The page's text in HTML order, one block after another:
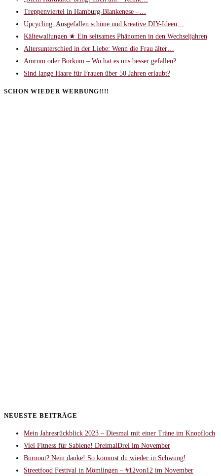
Treppenviertel in Hamburg-Blankenese –…
Upcycling: Ausgefallen schöne und kreative DIY-Ideen…
Kältewallungen ★ Ein seltsames Phänomen in den Wechseljahren
Altersunterschied in der Liebe: Wenn die Frau älter…
Amrum oder Borkum – Wo hat es uns besser gefallen?
Sind lange Haare für Frauen über 50 Jahren erlaubt?
SCHON WIEDER WERBUNG!!!!
NEUESTE BEITRÄGE
Mein Jahresrückblick 2023 – Diesmal mit einer Träne im Knopfloch
Viel Fitness für Sabiene! DreimalDrei im November
Burnout? Nein danke! So kommst du wieder in Schwung!
Streetfood Festival in Mömlingen – #12von12 im November